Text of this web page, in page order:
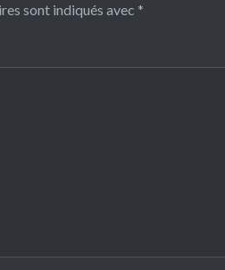
sont indiqués avec *